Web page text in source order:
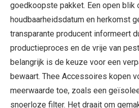
goedkoopste pakket. Een open blik
houdbaarheidsdatum en herkomst
transparante producent informeert
productieproces en de vrije van
belangrijk is de keuze voor een
bewaart. Thee Accessoires kopen
meerwaarde toe, zoals een
snoerloze filter. Het draait om